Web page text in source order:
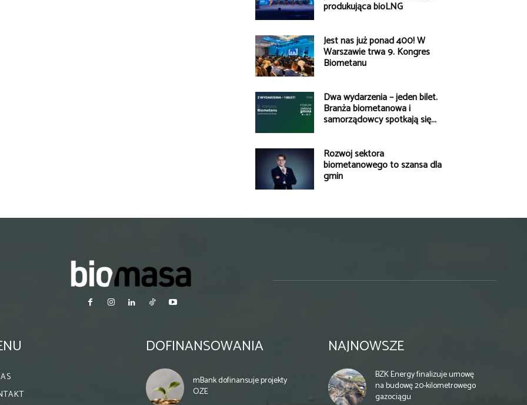
produkująca bioLNG
Jest nas już ponad 400! W
Warszawie trwa 9. Kongres
Biometanu
Dwa wydarzenia – jeden bilet.
Branża biometanowa i
samorządowcy spotkają się...
Rozwój sektora
biometanowego to szansa dla
gmin
DOFINANSOWANIA
mBank dofinansuje projekty
OZE
NAJNOWSZE
BZK Energy finalizuje umowę
na budowę 20-kilometrowego
gazociągu